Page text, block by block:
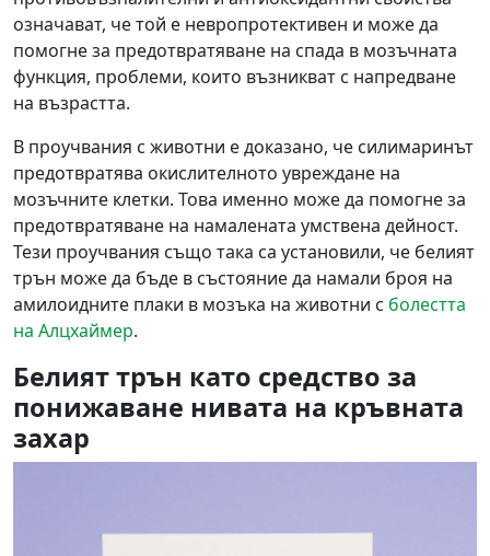
означават, че той е невропротективен и може да
помогне за предотвратяване на спада в мозъчната
функция, проблеми, които възникват с напредване
на възрастта.
В проучвания с животни е доказано, че силимаринът
предотвратява окислителното увреждане на
мозъчните клетки. Това именно може да помогне за
предотвратяване на намалената умствена дейност.
Тези проучвания също така са установили, че белият
трън може да бъде в състояние да намали броя на
амилоидните плаки в мозъка на животни с болестта
на Алцхаймер.
Белият трън като средство за
понижаване нивата на кръвната
захар